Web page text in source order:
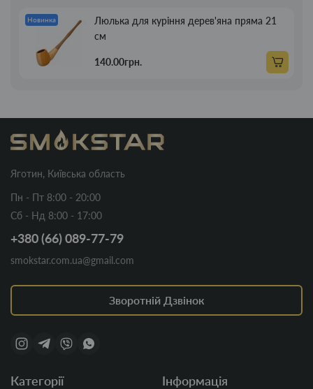
Новинка
Люлька для куріння дерев'яна пряма 21
см
140.00грн.
Яготин, Київська область
Пн - Пт 8:00 - 20:00
Сб - Нд 8:00 - 17:00
+380 (66) 089-77-79
smokstar.com.ua@gmail.com
Зворотній Дзвінок
Категорії Інформація